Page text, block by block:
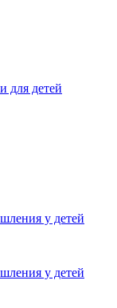
для детей
у детей
у детей